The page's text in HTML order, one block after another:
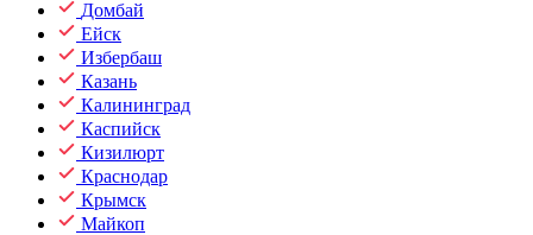
Домбай
Ейск
Избербаш
Казань
Калининград
Каспийск
Кизилюрт
Краснодар
Крымск
Майкоп